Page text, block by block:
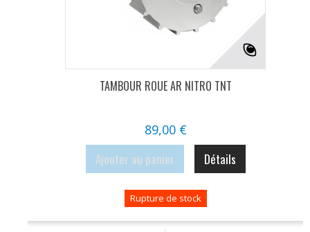
TAMBOUR ROUE AR NITRO TNT
89,00 €
Ajouter au panier Détails
Rupture de stock